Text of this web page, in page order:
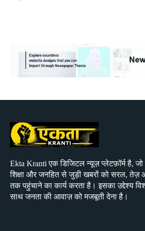
Ekta Kranti एक डिजिटल न्यूज़ प्लेटफ़ॉर्म है, जो
शिक्षा और जनहित से जुड़ी खबरों को सरल, तेज़
तक पहुंचाने का कार्य करता है। इसका उद्देश्य
साथ जनता की आवाज़ को मजबूती देना है।